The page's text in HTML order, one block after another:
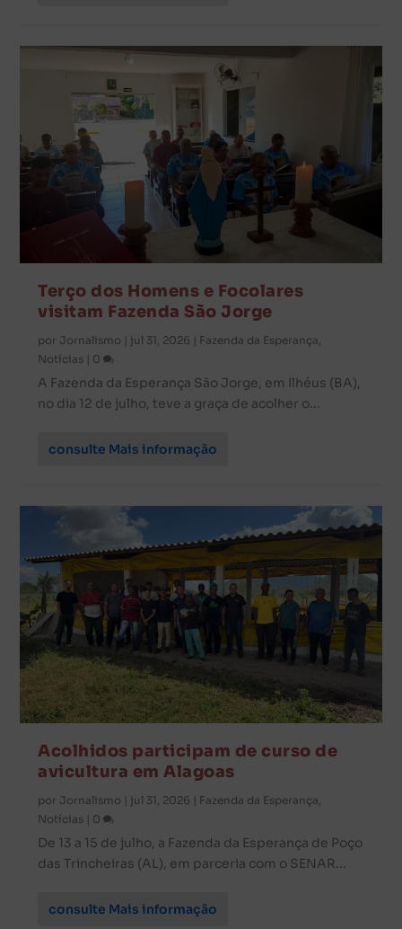
Terço dos Homens e Focolares
visitam Fazenda São Jorge
por Jornalismo | jul 31, 2026 | Fazenda da Esperança
Notícias | 0
A Fazenda da Esperança São Jorge, em Ilhéus (BA),
no dia 12 de julho, teve a graça de acolher o...
consulte Mais informação
Acolhidos participam de curso de
avicultura em Alagoas
por Jornalismo | jul 31, 2026 | Fazenda da Esperança
Notícias | 0
De 13 a 15 de julho, a Fazenda da Esperança de Poço
das Trincheiras (AL), em parceria com o SENAR...
consulte Mais informação